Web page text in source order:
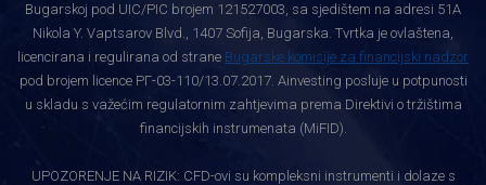
Bugarskoj pod UIC/PIC brojem 121527003, sa sjedištem na adresi 51A
Nikola Y. Vaptsarov Blvd., 1407 Sofija, Bugarska. Tvrtka je ovlaštena,
licencirana i regulirana od strane Bugarske komisije za financijski nadzor
pod brojem licence РГ-03-110/13.07.2017. Ainvesting posluje u potpunosti
u skladu s važećim regulatornim zahtjevima prema Direktivi o tržištima
financijskih instrumenata (MiFID).
UPOZORENJE NA RIZIK: CFD-ovi su kompleksni instrumenti i dolaze s